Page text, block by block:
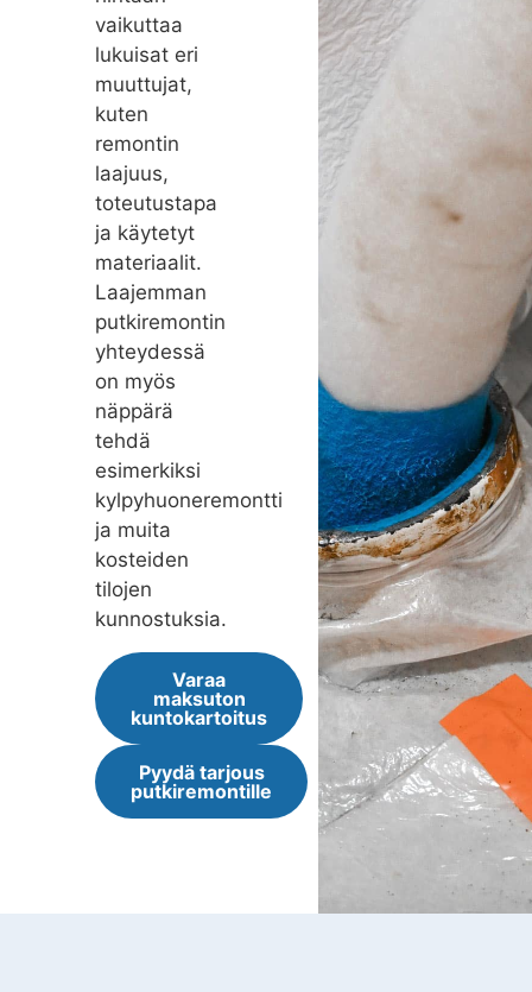
vaikuttaa
lukuisat eri
muuttujat,
kuten
remontin
laajuus,
toteutustapa
ja käytetyt
materiaalit.
Laajemman
putkiremontin
yhteydessä
on myös
näppärä
tehdä
esimerkiksi
kylpyhuoneremontti
ja muita
kosteiden
tilojen
kunnostuksia.
Varaa
maksuton
kuntokartoitus
Pyydä tarjous
putkiremontille